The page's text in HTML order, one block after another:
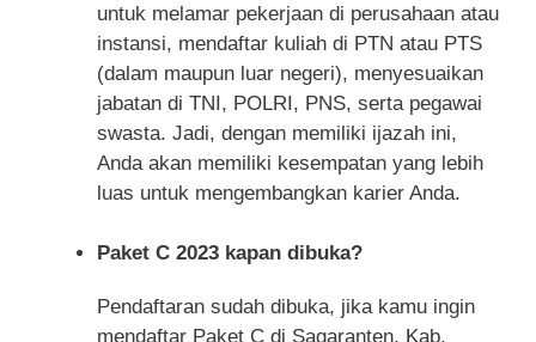
untuk melamar pekerjaan di perusahaan atau
instansi, mendaftar kuliah di PTN atau PTS
(dalam maupun luar negeri), menyesuaikan
jabatan di TNI, POLRI, PNS, serta pegawai
swasta. Jadi, dengan memiliki ijazah ini,
Anda akan memiliki kesempatan yang lebih
luas untuk mengembangkan karier Anda.
Paket C 2023 kapan dibuka?
Pendaftaran sudah dibuka, jika kamu ingin
mendaftar Paket C di Sagaranten, Kab.